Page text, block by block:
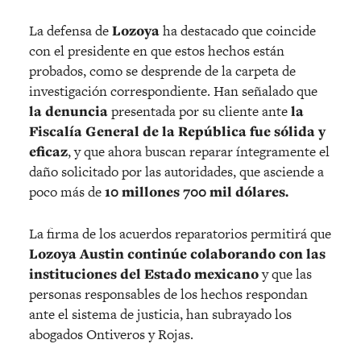
La defensa deLozoyaha destacado que coincide
con el presidente en que estos hechos están
probados, como se desprende de la carpeta de
investigación correspondiente. Han señalado que
la denunciapresentada por su cliente antela
Fiscalía General de la República fue sólida y
eficaz, y que ahora buscan reparar íntegramente el
daño solicitado por las autoridades, que asciende a
poco más de10 millones 700 mil dólares.
La firma de los acuerdos reparatorios permitirá que
Lozoya Austin continúe colaborando con las
instituciones del Estado mexicanoy que las
personas responsables de los hechos respondan
ante el sistema de justicia, han subrayado los
abogados Ontiveros y Rojas.